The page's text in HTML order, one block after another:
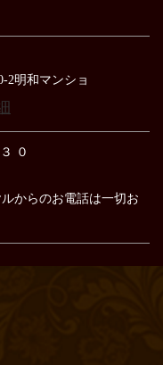
2明和マンショ
０
からのお電話は一切お